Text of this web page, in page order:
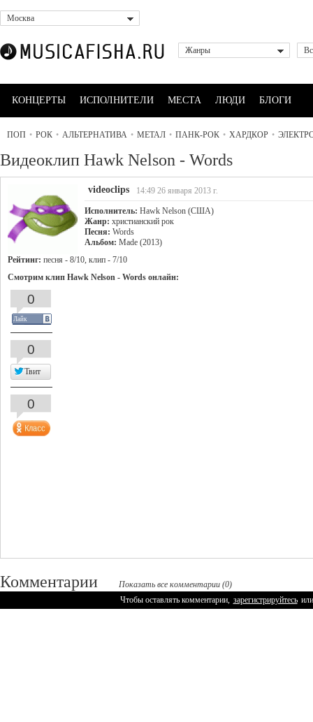
Москва
Жанры
КОНЦЕРТЫ ИСПОЛНИТЕЛИ МЕСТА ЛЮДИ БЛОГИ
ПОП • РОК • АЛЬТЕРНАТИВА • МЕТАЛ • ПАНК-РОК • ХАРДКОР •
Видеоклип Hawk Nelson - Words
videoclips 14:49 26 января 2013 г.
Исполнитель: Hawk Nelson (США)
Жанр: христианский рок
Песня: Words
Альбом: Made (2013)
Рейтинг: песня - 8/10, клип - 7/10
Смотрим клип Hawk Nelson - Words онлайн:
Комментарии
Показать все комментарии (0)
Чтобы оставлять комментарии, зарегистрируйтесь или
0
Лайк
0
Твит
0